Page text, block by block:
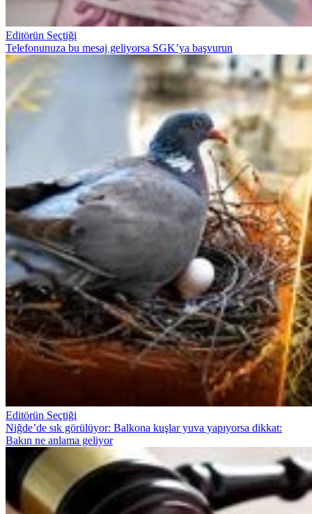
Editörün Seçtiği
Telefonunuza bu mesaj geliyorsa SGK’ya başvurun
Editörün Seçtiği
Niğde’de sık görülüyor: Balkona kuşlar yuva yapıyorsa dikkat:
Bakın ne anlama geliyor